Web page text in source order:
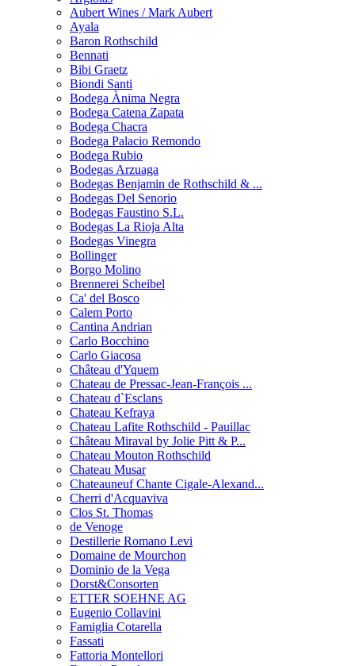
Aubert Wines / Mark Aubert
Ayala
Baron Rothschild
Bennati
Bibi Graetz
Biondi Santi
Bodega Ànima Negra
Bodega Catena Zapata
Bodega Chacra
Bodega Palacio Remondo
Bodega Rubio
Bodegas Arzuaga
Bodegas Benjamin de Rothschild & ...
Bodegas Del Senorio
Bodegas Faustino S.L.
Bodegas La Rioja Alta
Bodegas Vinegra
Bollinger
Borgo Molino
Brennerei Scheibel
Ca' del Bosco
Calem Porto
Cantina Andrian
Carlo Bocchino
Carlo Giacosa
Château d'Yquem
Chateau de Pressac-Jean-François ...
Chateau d`Esclans
Chateau Kefraya
Chateau Lafite Rothschild - Pauillac
Château Miraval by Jolie Pitt & P...
Chateau Mouton Rothschild
Chateau Musar
Chateauneuf Chante Cigale-Alexand...
Cherri d'Acquaviva
Clos St. Thomas
de Venoge
Destillerie Romano Levi
Domaine de Mourchon
Dominio de la Vega
Dorst&Consorten
ETTER SOEHNE AG
Eugenio Collavini
Famiglia Cotarella
Fassati
Fattoria Montellori